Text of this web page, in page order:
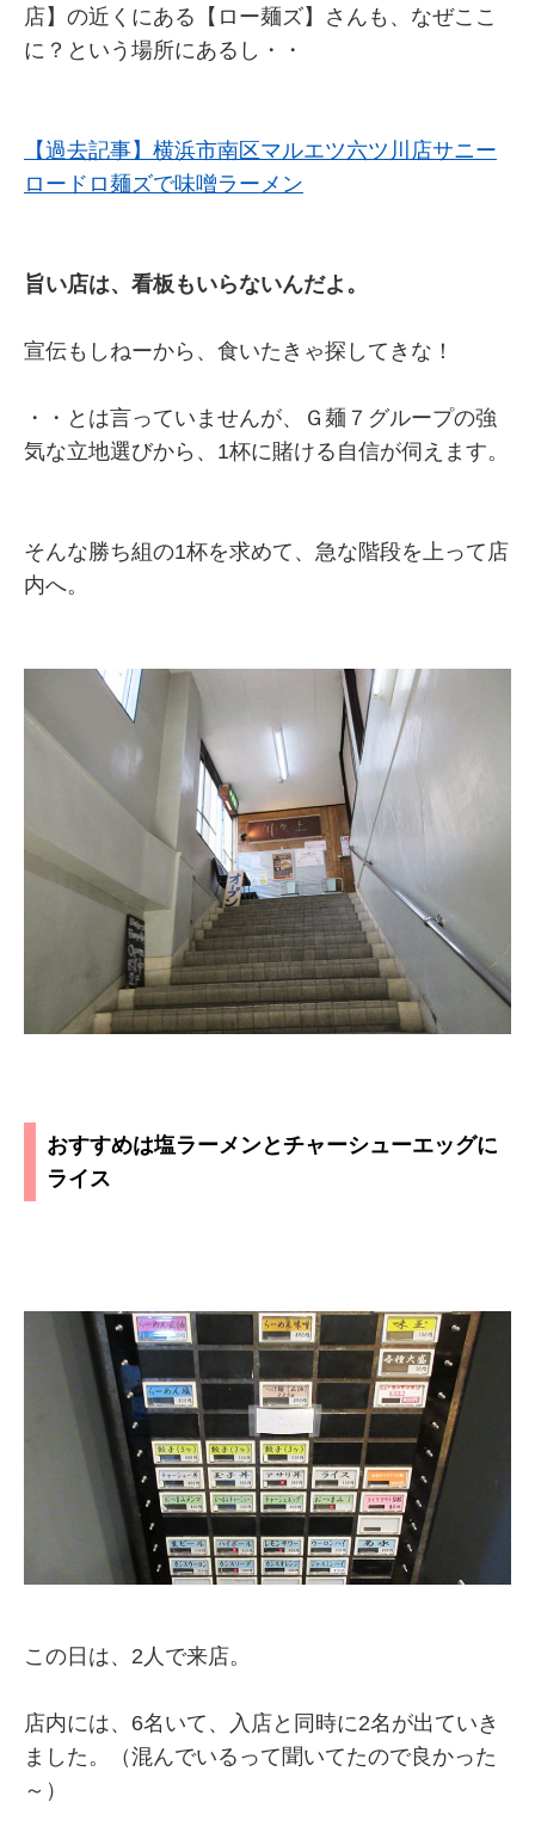
店】の近くにある【ロー麺ズ】さんも、なぜここ
に？という場所にあるし・・
【過去記事】横浜市南区マルエツ六ツ川店サニー
ロードロ麺ズで味噌ラーメン
旨い店は、看板もいらないんだよ。
宣伝もしねーから、食いたきゃ探してきな！
・・とは言っていませんが、Ｇ麺７グループの強
気な立地選びから、1杯に賭ける自信が伺えます。
そんな勝ち組の1杯を求めて、急な階段を上って店
内へ。
おすすめは塩ラーメンとチャーシューエッグに
ライス
この日は、2人で来店。
店内には、6名いて、入店と同時に2名が出ていき
ました。（混んでいるって聞いてたので良かった
～）